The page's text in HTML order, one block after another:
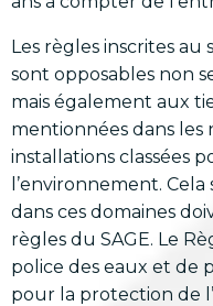
Les règles inscrites
sont opposables non
mais également aux
mentionnées dans
installations classées
l’environnement.
dans ces domaines
règles du SAGE. Le
police des eaux et de
pour la protection de